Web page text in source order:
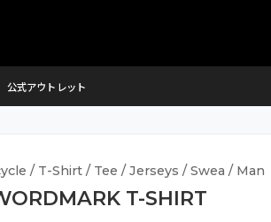
公式アウトレット
/ T-Shirt / Tee / Jerseys / Swea / Man
T-SHIRT